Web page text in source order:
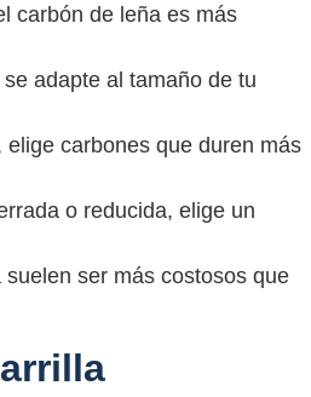
carbón de leña es más
adapte al tamaño de tu
carbones que duren más
o reducida, elige un
ser más costosos que